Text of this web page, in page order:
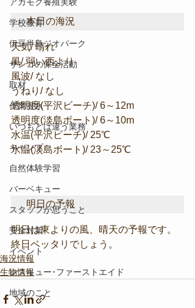
学校教育
伊豆半島ジオパーク
サンゴの保全活動
取材
作業潜水
いつもとは違う業務
キャンプ
自然体験学習
バーベキュー
スタッフが思うこと
安全対策
イベント
レスキュー･ファーストエイド
地域のこと
本日の海況
天気/ 晴れ
風/ 弱い西より
風波/ なし
うねり/ なし
透明度(平沢ビーチ)/ 6～12m
透明度(淡島ボート)/ 6～10m
水温(平沢ビーチ)/ 25℃
水温(淡島ボート)/ 23～25℃
明日の予報
明日は東よりの風、晴天の予報です。
終日ベッタリでしょう。
海況情報
生物情報